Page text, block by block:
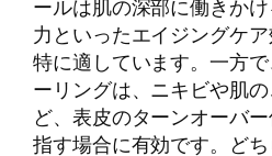
ールは肌の深部に働きか
力といったエイジングケ
特に適しています。一方
ーリングは、ニキビや肌
ど、表皮のターンオーバ
指す場合に有効です。ど